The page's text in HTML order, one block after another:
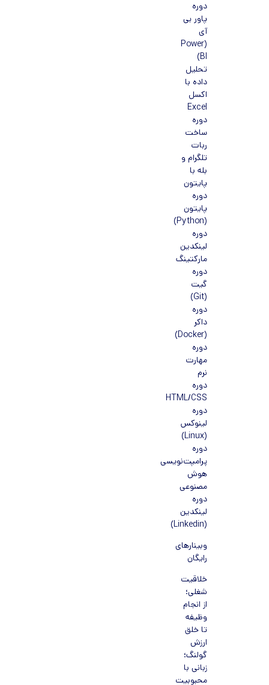
دوره
پاور بی
آی
(Power
BI)
تحلیل
داده با
اکسل
Excel
دوره
ساخت
ربات
تلگرام و
بله با
پایتون
دوره
پایتون
(Python)
دوره
لینکدین
مارکتینگ
دوره
گیت
(Git)
دوره
داکر
(Docker)
دوره
مهارت
نرم
دوره
HTML/CSS
دوره
لینوکس
(Linux)
دوره
پرامپت‌نویسی
هوش
مصنوعی
دوره
لینکدین
(Linkedin)
وبینارهای
رایگان
خلاقیت
شغلی؛
از انجام
وظیفه
تا خلق
ارزش
گولنگ؛
زبانی با
محبوبیت